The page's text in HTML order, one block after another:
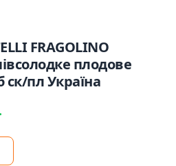
FRAGOLINO
плодове
ск/пл Україна